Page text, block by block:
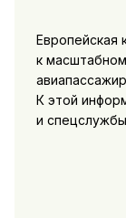
Европейская
к
К этой
и